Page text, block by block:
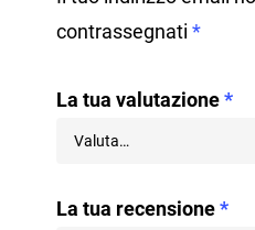
contrassegnati *
La tua valutazione*
La tua recensione*